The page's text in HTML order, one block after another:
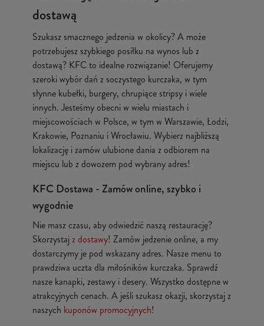
dostawą
Szukasz smacznego jedzenia w okolicy? A może
potrzebujesz szybkiego posiłku na wynos lub z
dostawą? KFC to idealne rozwiązanie! Oferujemy
szeroki wybór dań z soczystego kurczaka, w tym
słynne kubełki, burgery, chrupiące stripsy i wiele
innych. Jesteśmy obecni w wielu miastach i
miejscowościach w Polsce, w tym w Warszawie, Łodzi,
Krakowie, Poznaniu i Wrocławiu. Wybierz najbliższą
lokalizację i zamów ulubione dania z odbiorem na
miejscu lub z dowozem pod wybrany adres!
KFC Dostawa - Zamów online, szybko i
wygodnie
Nie masz czasu, aby odwiedzić naszą restaurację?
Skorzystajz dostawy! Zamów jedzenie online, a my
dostarczymy je pod wskazany adres. Nasze menu to
prawdziwa uczta dla miłośników kurczaka. Sprawdź
nasze kanapki, zestawy i desery. Wszystko dostępne w
atrakcyjnych cenach. A jeśli szukasz okazji, skorzystaj z
naszych kuponów promocyjnych!